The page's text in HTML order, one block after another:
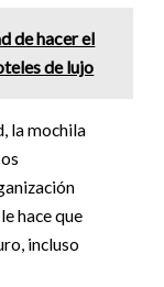
de hacer el
de lujo
la mochila
hace que
incluso